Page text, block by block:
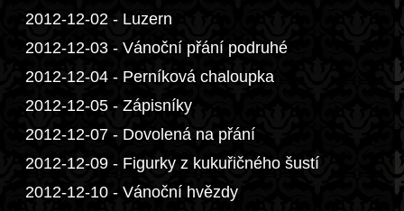
2012-12-02 - Luzern
2012-12-03 - Vánoční přání podruhé
2012-12-04 - Perníková chaloupka
2012-12-05 - Zápisníky
2012-12-07 - Dovolená na přání
2012-12-09 - Figurky z kukuřičného šustí
2012-12-10 - Vánoční hvězdy